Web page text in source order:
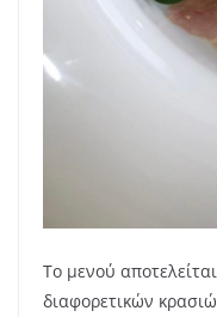
Το μενού
διαφορετικών